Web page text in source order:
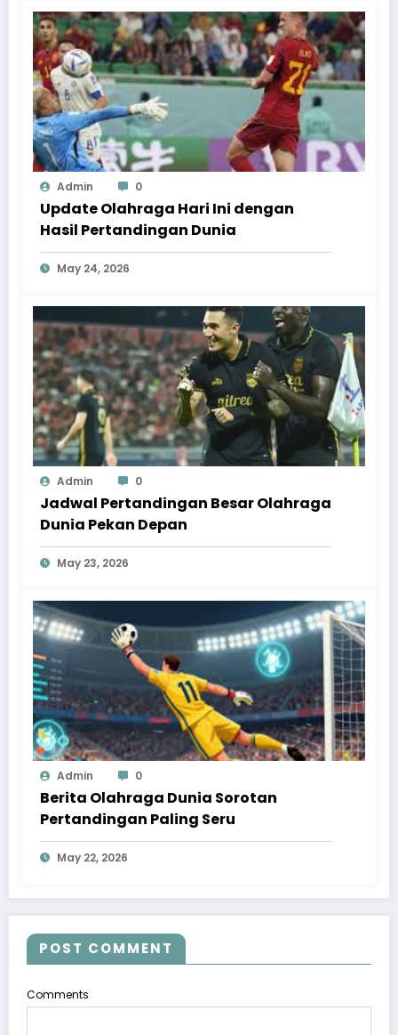
Admin 0
Update Olahraga Hari Ini dengan
Hasil Pertandingan Dunia
May 24, 2026
Admin 0
Jadwal Pertandingan Besar Olahraga
Dunia Pekan Depan
May 23, 2026
Admin 0
Berita Olahraga Dunia Sorotan
Pertandingan Paling Seru
May 22, 2026
POST COMMENT
Comments